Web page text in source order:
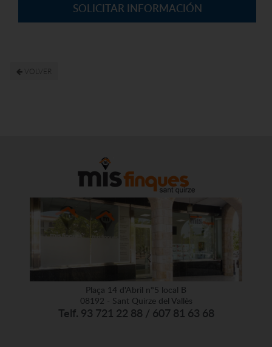
SOLICITAR INFORMACIÓN
VOLVER
Plaça 14 d'Abril nº5 local B
08192 - Sant Quirze del Vallès
Telf. 93 721 22 88 / 607 81 63 68